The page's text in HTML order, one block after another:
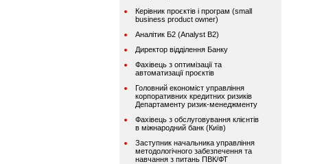
Керівник проєктів і програм (small
business product owner)
Аналітик Б2 (Analyst B2)
Директор відділення Банку
Фахівець з оптимізації та
автоматизації проєктів
Головний економіст управління
корпоративних кредитних ризиків
Департаменту ризик-менеджменту
Фахівець з обслуговування клієнтів
в міжнародний банк (Київ)
Заступник начальника управління
методологічного забезпечення та
навчання з питань ПВК/ФТ